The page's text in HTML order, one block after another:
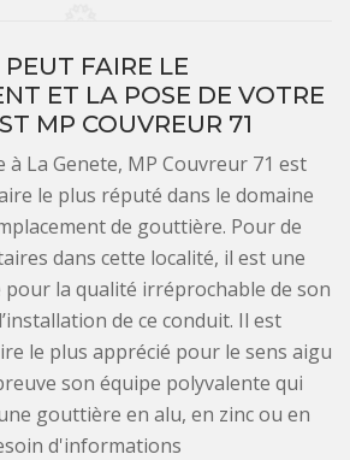
FAIRE LE
ET LA POSE DE VOTRE
MP COUVREUR 71
à La Genete, MP Couvreur 71 est
le plus réputé dans le domaine
de gouttière. Pour de
dans cette localité, il est une
la qualité irréprochable de son
de ce conduit. Il est
le plus apprécié pour le sens aigu
son équipe polyvalente qui
gouttière en alu, en zinc ou en
d'informations